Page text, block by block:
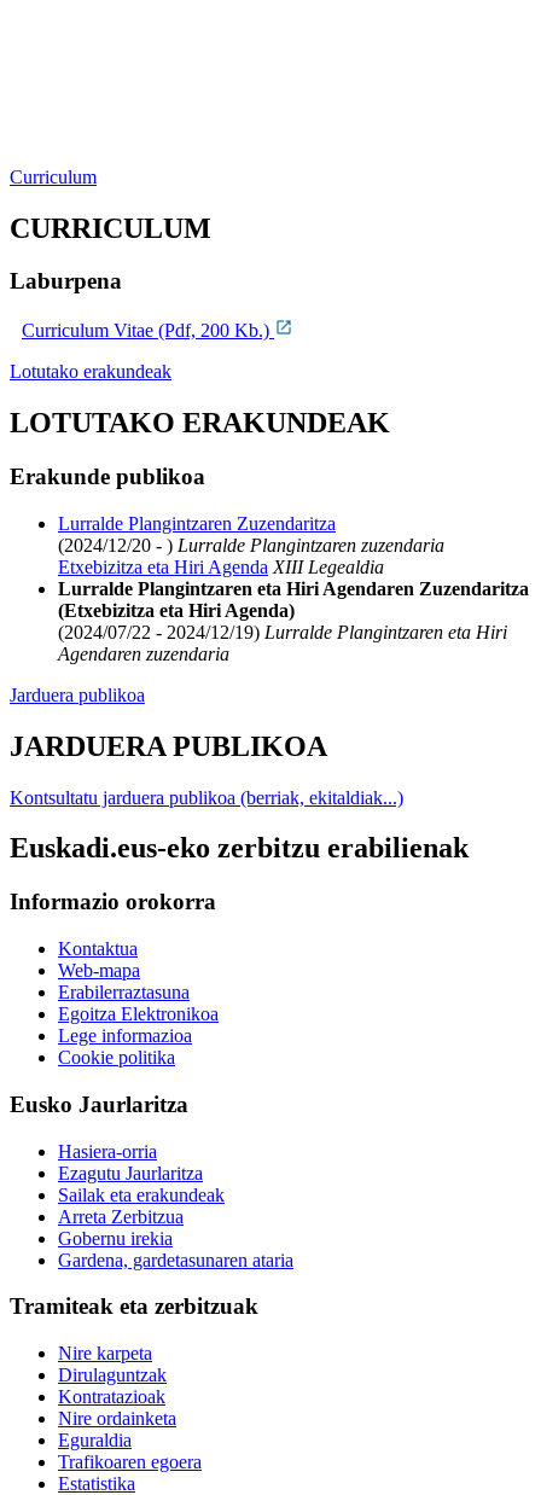
Curriculum
CURRICULUM
Laburpena
Curriculum Vitae (Pdf, 200 Kb.)
Lotutako erakundeak
LOTUTAKO ERAKUNDEAK
Erakunde publikoa
Lurralde Plangintzaren Zuzendaritza
(2024/12/20 - ) Lurralde Plangintzaren zuzendaria
Etxebizitza eta Hiri Agenda XIII Legealdia
Lurralde Plangintzaren eta Hiri Agendaren Zuzendaritza
(Etxebizitza eta Hiri Agenda)
(2024/07/22 - 2024/12/19) Lurralde Plangintzaren eta Hiri
Agendaren zuzendaria
Jarduera publikoa
JARDUERA PUBLIKOA
Kontsultatu jarduera publikoa (berriak, ekitaldiak...)
Euskadi.eus-eko zerbitzu erabilienak
Informazio orokorra
Kontaktua
Web-mapa
Erabilerraztasuna
Egoitza Elektronikoa
Lege informazioa
Cookie politika
Eusko Jaurlaritza
Hasiera-orria
Ezagutu Jaurlaritza
Sailak eta erakundeak
Arreta Zerbitzua
Gobernu irekia
Gardena, gardetasunaren ataria
Tramiteak eta zerbitzuak
Nire karpeta
Dirulaguntzak
Kontratazioak
Nire ordainketa
Eguraldia
Trafikoaren egoera
Estatistika